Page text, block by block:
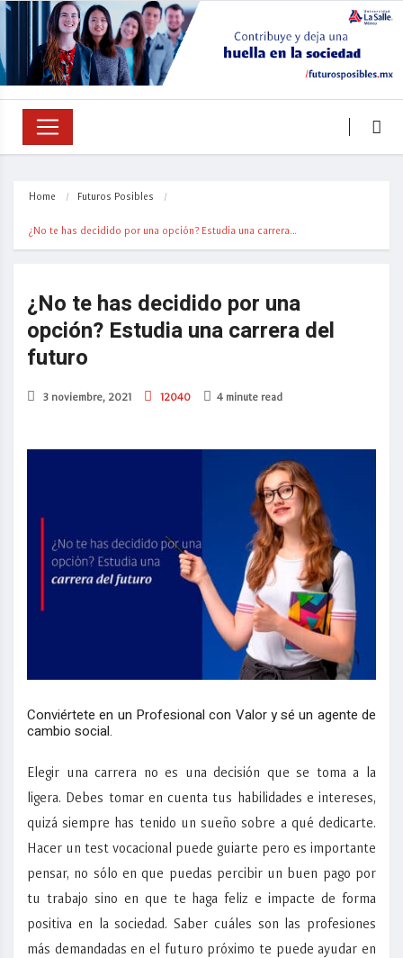
Home Futuros Posibles
¿No te has decidido por una opción? Estudia una carrera…
¿No te has decidido por una
opción? Estudia una carrera del
futuro
3 noviembre, 2021 12040 4 minute read
Conviértete en un Profesional con Valor y sé un agente de
cambio social.
Elegir una carrera no es una decisión que se toma a la
ligera. Debes tomar en cuenta tus habilidades e intereses,
quizá siempre has tenido un sueño sobre a qué dedicarte.
Hacer un test vocacional puede guiarte pero es importante
pensar, no sólo en que puedas percibir un buen pago por
tu trabajo sino en que te haga feliz e impacte de forma
positiva en la sociedad. Saber cuáles son las profesiones
más demandadas en el futuro próximo te puede ayudar en